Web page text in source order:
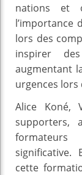
nations et
l’importance
lors des
inspirer
augmentant
urgences lors
Alice Koné,
supporters,
significative.
cette